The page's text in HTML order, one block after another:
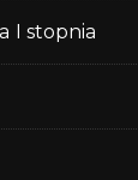
I stopnia